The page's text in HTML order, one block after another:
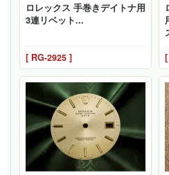
ロレックス 手巻きデイトナ用
3連リベット...
[ RG-2925 ]